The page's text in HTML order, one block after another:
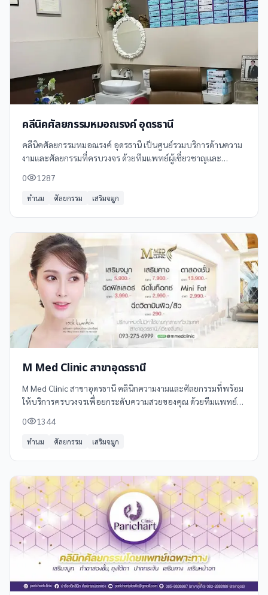
คลีนิคศัลยกรรมหมอณรงค์ อุดรธานี
คลีนิคศัลยกรรมหมอณรงค์ อุดรธานี เป็นศูนย์รวมบริการด้านความ
งามและศัลยกรรมที่ครบวงจร ด้วยทีมแพทย์ผู้เชี่ยวชาญและ
สร้างความมั่นใจ
0 1287
ทำนม ศัลยกรรม เสริมจมูก
M Med Clinic สาขาอุดรธานี
M Med Clinic สาขาอุดรธานี คลินิกความงามและศัลยกรรมที่พร้อม
ให้บริการครบวงจรเพื่อยกระดับความสวยของคุณ ด้วยทีมแพทย์ผู้
0 1344
ทำนม ศัลยกรรม เสริมจมูก